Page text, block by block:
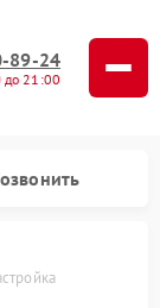
89-24
до 21:00